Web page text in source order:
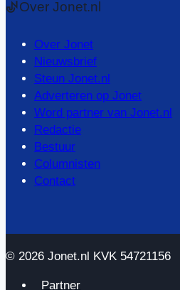
Over Jonet.nl
Over Jonet
Nieuwsbrief
Steun Jonet.nl
Adverteren op Jonet
Word partner van Jonet.nl
Redactie
Bestuur
Columnisten
Contact
© 2026 Jonet.nl KVK 54721156
Partner